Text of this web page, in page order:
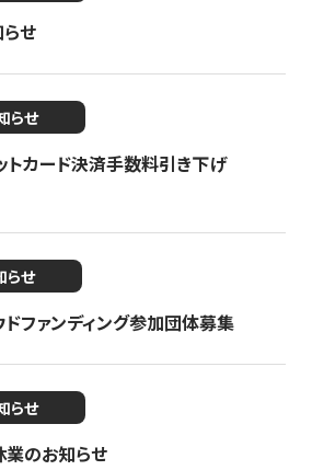
せ
らせ
トカード決済手数料引き下げ
らせ
ファンディング参加団体募集
らせ
業のお知らせ